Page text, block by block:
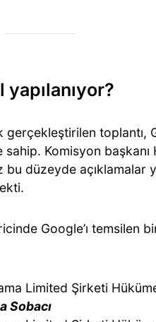
yapılanıyor?
gerçekleştirilen toplantı,
Komisyon başkanı
bu düzeyde açıklamalar
Google’ı temsilen
Limited Şirketi
Sobacı